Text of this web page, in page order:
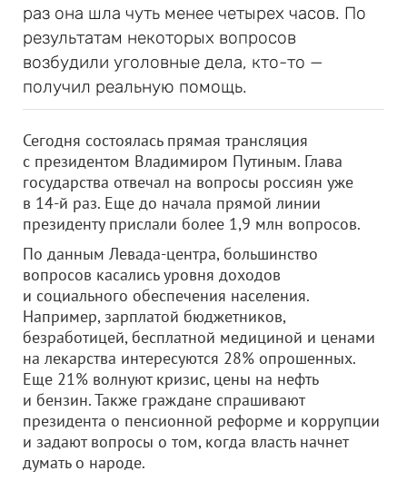
раз она шла чуть менее четырех часов. По
результатам некоторых вопросов
возбудили уголовные дела, кто-то —
получил реальную помощь.
Сегодня состоялась прямая трансляция
с президентом Владимиром Путиным. Глава
государства отвечал на вопросы россиян уже
в 14-й раз. Еще до начала прямой линии
президенту прислали более 1,9 млн вопросов.
По данным Левада-центра, большинство
вопросов касались уровня доходов
и социального обеспечения населения.
Например, зарплатой бюджетников,
безработицей, бесплатной медициной и ценами
на лекарства интересуются 28% опрошенных.
Еще 21% волнуют кризис, цены на нефть
и бензин. Также граждане спрашивают
президента о пенсионной реформе и коррупции
и задают вопросы о том, когда власть начнет
думать о народе.